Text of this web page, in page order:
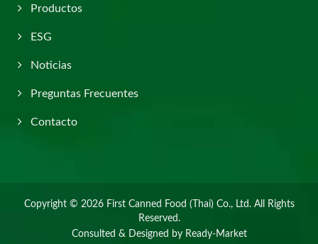
Productos
ESG
Noticias
Preguntas Frecuentes
Contacto
Copyright © 2026 First Canned Food (Thai) Co., Ltd.All Rights
Reserved.
Consulted & Designed by Ready-Market